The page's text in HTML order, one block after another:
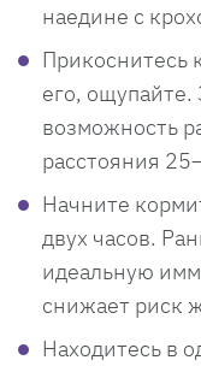
наедине с
Прикоснитесь
его, ощупайте.
возможность
расстояния
Начните
двух часов.
идеальную
снижает риск
Находитесь в